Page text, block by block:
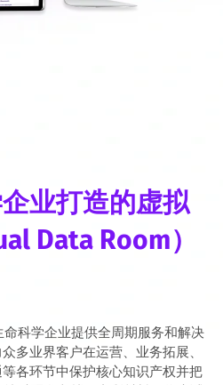
业打造的虚拟
Data Room）
命科学企业提供全周期服务和解决
多业界客户在运营、业务拓展、
各环节中保护核心知识产权并把